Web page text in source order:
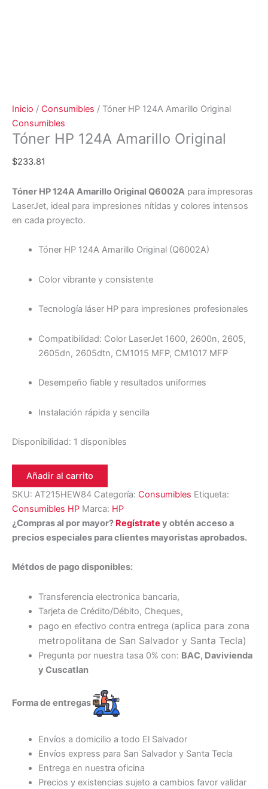
Inicio / Consumibles / Tóner HP 124A Amarillo Original
Consumibles
Tóner HP 124A Amarillo Original
$233.81
Tóner HP 124A Amarillo Original Q6002A para impresoras
LaserJet, ideal para impresiones nítidas y colores intensos
en cada proyecto.
Tóner HP 124A Amarillo Original (Q6002A)
Color vibrante y consistente
Tecnología láser HP para impresiones profesionales
Compatibilidad: Color LaserJet 1600, 2600n, 2605,
2605dn, 2605dtn, CM1015 MFP, CM1017 MFP
Desempeño fiable y resultados uniformes
Instalación rápida y sencilla
Disponibilidad: 1 disponibles
Añadir al carrito
SKU: AT215HEW84 Categoría: Consumibles Etiqueta:
Consumibles HP Marca: HP
¿Compras al por mayor? Regístrate y obtén acceso a
precios especiales para clientes mayoristas aprobados.
Métdos de pago disponibles:
Transferencia electronica bancaria,
Tarjeta de Crédito/Débito, Cheques,
pago en efectivo contra entrega (aplica para zona
metropolitana de San Salvador y Santa Tecla)
Pregunta por nuestra tasa 0% con: BAC, Davivienda
y Cuscatlan
Forma de entregas
Envíos a domicilio a todo El Salvador
Envíos express para San Salvador y Santa Tecla
Entrega en nuestra oficina
Precios y existencias sujeto a cambios favor validar